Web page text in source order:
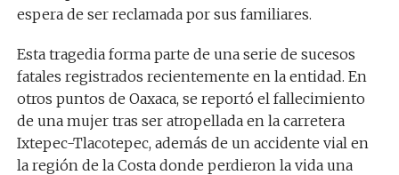
espera de ser reclamada por sus familiares.
Esta tragedia forma parte de una serie de sucesos
fatales registrados recientemente en la entidad. En
otros puntos de Oaxaca, se reportó el fallecimiento
de una mujer tras ser atropellada en la carretera
Ixtepec-Tlacotepec, además de un accidente vial en
la región de la Costa donde perdieron la vida una